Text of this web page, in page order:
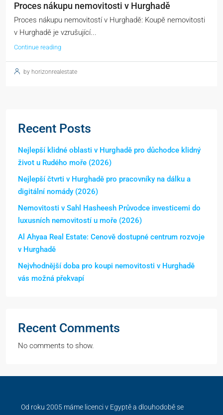
Proces nákupu nemovitosti v Hurghadě
Proces nákupu nemovitostí v Hurghadě: Koupě nemovitosti
v Hurghadě je vzrušující...
Continue reading
by horizonrealestate
Recent Posts
Nejlepší klidné oblasti v Hurghadě pro důchodce klidný
život u Rudého moře (2026)
Nejlepší čtvrti v Hurghadě pro pracovníky na dálku a
digitální nomády (2026)
Nemovitosti v Sahl Hasheesh Průvodce investicemi do
luxusních nemovitostí u moře (2026)
Al Ahyaa Real Estate: Cenově dostupné centrum rozvoje
v Hurghadě
Nejvhodnější doba pro koupi nemovitosti v Hurghadě
vás možná překvapí
Recent Comments
No comments to show.
Od roku 2005 máme licenci v Egyptě a dlouhodobě se